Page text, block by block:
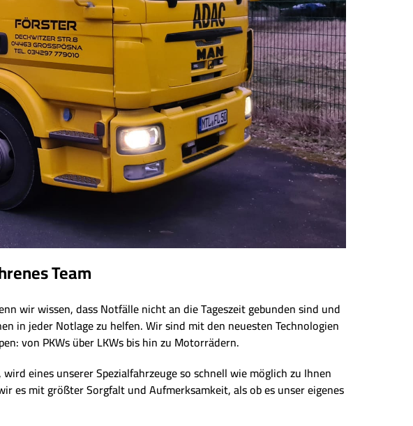
Team
wir wissen, dass Notfälle nicht an die Tageszeit gebunden sind und
in jeder Notlage zu helfen. Wir sind mit den neuesten Technologien
von PKWs über LKWs bis hin zu Motorrädern.
eines unserer Spezialfahrzeuge so schnell wie möglich zu Ihnen
es mit größter Sorgfalt und Aufmerksamkeit, als ob es unser eigenes